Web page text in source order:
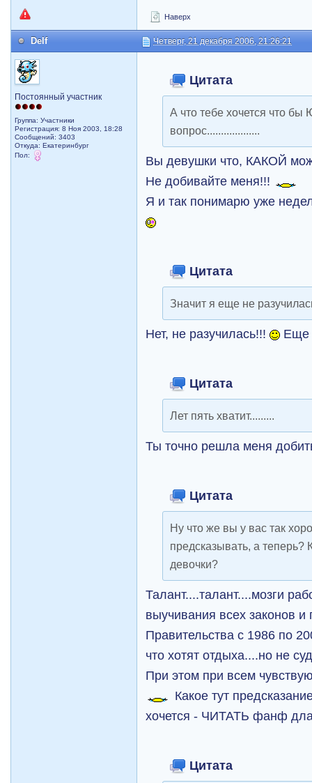
Наверх
Delf Четверг, 21 декабря 2006, 21:26:21
Постоянный участник
Группа: Участники
Регистрация: 8 Ноя 2003, 18:28
Сообщений: 3403
Откуда: Екатеринбург
Пол:
Цитата
А что тебе хочется что
вопрос...................
Вы девушки что, КАКОЙ
Не добивайте меня!!!
Я и так понимарю уже
Цитата
Значит я еще не
Нет, не разучилась!!! Еще
Цитата
Лет пять хватит.........
Ты точно решла меня
Цитата
Ну что же вы у вас так
предсказывать, а теперь?
девочки?
Талант....талант....мозги
выучивания всех законов и
Правительства с 1986 по
что хотят отдыха....но не
При этом при всем
Какое тут
хочется - ЧИТАТЬ фанф
Цитата